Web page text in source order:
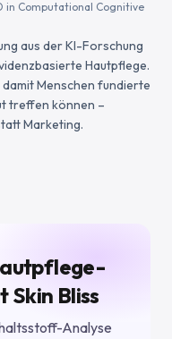
in Computational Cognitive
aus der KI-Forschung
Hautpflege.
Menschen fundierte
treffen können –
Marketing.
Skin Bliss
Analyse